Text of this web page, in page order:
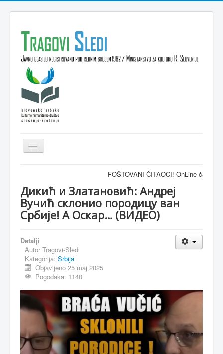
Isključi
navigaciju
VESTI
KULTURA
INTERVJU
MAGAZIN
FELJTON
SPORT
PISMA ČITALACA
IMPRESUM
POŠTOVANI ČITAOCI! OnLine
Дикић и Златановић: Андреј
Вучић склонио породицу ван
Србије! А Оскар… (ВИДЕО)
Detalji
Autor Tragovi-Sledi
Kategorija: Srbija
Objavljeno 25 maj 2025
Pogodaka: 1140